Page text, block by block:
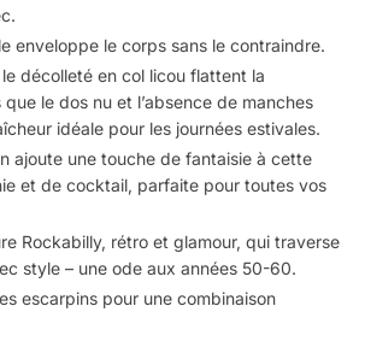
enveloppe le corps sans le contraindre.
décolleté en col licou flattent la
le dos nu et l’absence de manches
idéale pour les journées estivales.
ajoute une touche de fantaisie à cette
et de cocktail, parfaite pour toutes vos
Rockabilly, rétro et glamour, qui traverse
style – une ode aux années 50-60.
escarpins pour une combinaison